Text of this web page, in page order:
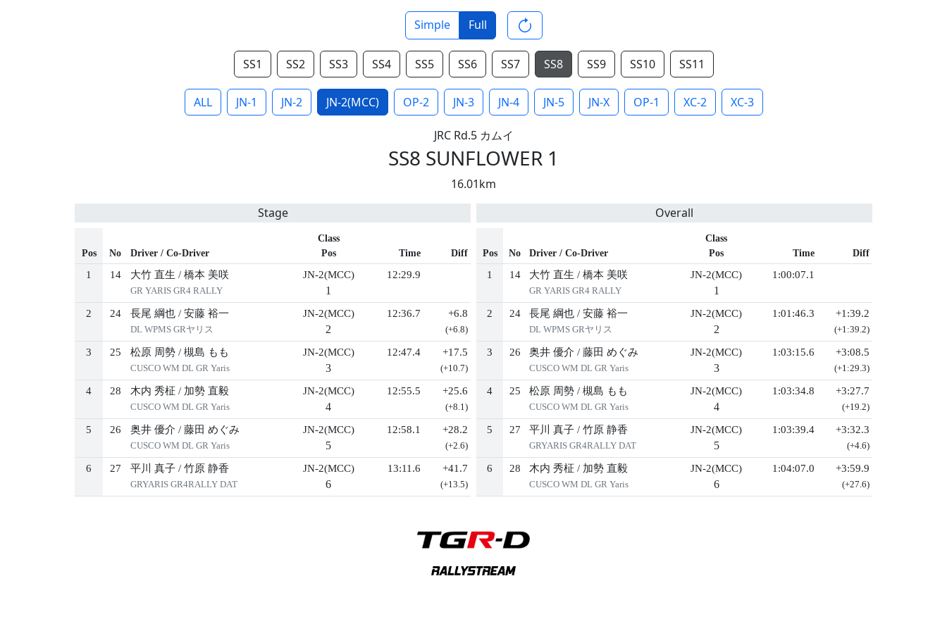
Simple Full
SS1 SS2 SS3 SS4 SS5 SS6 SS7 SS8 SS9 SS10 SS11
ALL JN-1 JN-2 JN-2(MCC) OP-2 JN-3 JN-4 JN-5 JN-X OP-1 XC-2 XC-3
JRC Rd.5 カムイ
SS8 SUNFLOWER 1
16.01km
Stage
Pos No Driver / Co-Driver
Class
Pos
Time Diff
1 14 大竹 直生 / 橋本 美咲
GR YARIS GR4 RALLY
JN-2(MCC)
1
12:29.9
2 24 長尾 綱也 / 安藤 裕一
DL WPMS GRヤリス
JN-2(MCC)
2
12:36.7 +6.8
(+6.8)
3 25 松原 周勢 / 槻島 もも
CUSCO WM DL GR Yaris
JN-2(MCC)
3
12:47.4 +17.5
(+10.7)
4 28 木内 秀柾 / 加勢 直毅
CUSCO WM DL GR Yaris
JN-2(MCC)
4
12:55.5 +25.6
(+8.1)
5 26 奥井 優介 / 藤田 めぐみ
CUSCO WM DL GR Yaris
JN-2(MCC)
5
12:58.1 +28.2
(+2.6)
6 27 平川 真子 / 竹原 静香
GRYARIS GR4RALLY DAT
JN-2(MCC)
6
13:11.6 +41.7
(+13.5)
Overall
Pos No Driver / Co-Driver
Class
Pos
Time Diff
1 14 大竹 直生 / 橋本 美咲
GR YARIS GR4 RALLY
JN-2(MCC)
1
1:00:07.1
2 24 長尾 綱也 / 安藤 裕一
DL WPMS GRヤリス
JN-2(MCC)
2
1:01:46.3 +1:39.2
(+1:39.2)
3 26 奥井 優介 / 藤田 めぐみ
CUSCO WM DL GR Yaris
JN-2(MCC)
3
1:03:15.6 +3:08.5
(+1:29.3)
4 25 松原 周勢 / 槻島 もも
CUSCO WM DL GR Yaris
JN-2(MCC)
4
1:03:34.8 +3:27.7
(+19.2)
5 27 平川 真子 / 竹原 静香
GRYARIS GR4RALLY DAT
JN-2(MCC)
5
1:03:39.4 +3:32.3
(+4.6)
6 28 木内 秀柾 / 加勢 直毅
CUSCO WM DL GR Yaris
JN-2(MCC)
6
1:04:07.0 +3:59.9
(+27.6)